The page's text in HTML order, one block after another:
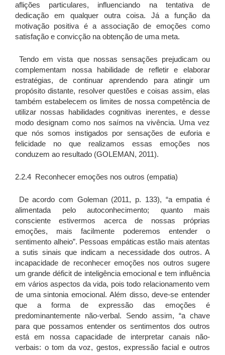
aflições particulares, influenciando na tentativa de
dedicação em qualquer outra coisa. Já a função da
motivação positiva é a associação de emoções como
satisfação e convicção na obtenção de uma meta.
Tendo em vista que nossas sensações prejudicam ou
complementam nossa habilidade de refletir e elaborar
estratégias, de continuar aprendendo para atingir um
propósito distante, resolver questões e coisas assim, elas
também estabelecem os limites de nossa competência de
utilizar nossas habilidades cognitivas inerentes, e desse
modo designam como nos saímos na vivência. Uma vez
que nós somos instigados por sensações de euforia e
felicidade no que realizamos essas emoções nos
conduzem ao resultado (GOLEMAN, 2011).
2.2.4 Reconhecer emoções nos outros (empatia)
De acordo com Goleman (2011, p. 133), “a empatia é
alimentada pelo autoconhecimento; quanto mais
consciente estivermos acerca de nossas próprias
emoções, mais facilmente poderemos entender o
sentimento alheio”. Pessoas empáticas estão mais atentas
a sutis sinais que indicam a necessidade dos outros. A
incapacidade de reconhecer emoções nos outros sugere
um grande déficit de inteligência emocional e tem influência
em vários aspectos da vida, pois todo relacionamento vem
de uma sintonia emocional. Além disso, deve-se entender
que a forma de expressão das emoções é
predominantemente não-verbal. Sendo assim, “a chave
para que possamos entender os sentimentos dos outros
está em nossa capacidade de interpretar canais não-
verbais: o tom da voz, gestos, expressão facial e outros